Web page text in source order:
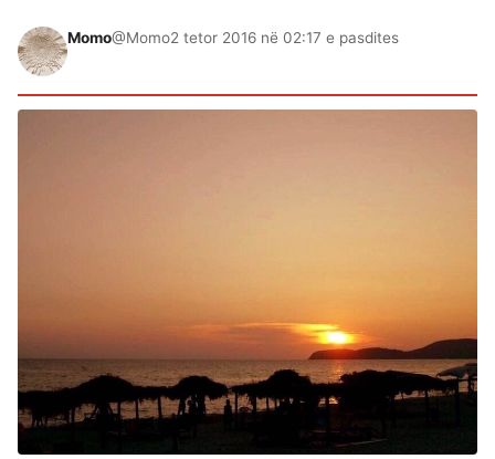
Momo@Momo2 tetor 2016 në 02:17 e pasdites